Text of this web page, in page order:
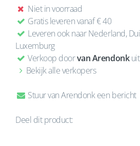
Niet in voorraad
Gratis leveren vanaf € 40
Leveren ook naar Nederland,
Luxemburg
Verkoop doorvan Arendonkuit
Bekijk alle verkopers
Stuur van Arendonk een bericht
Deel dit product: